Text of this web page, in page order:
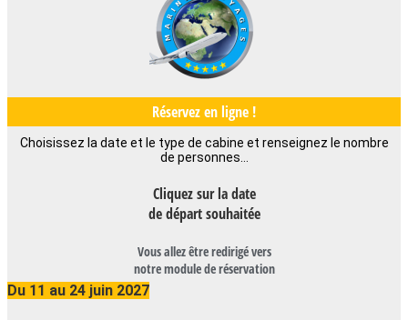
Réservez en ligne !
Choisissez la date et le type de cabine et renseignez le nombre
de personnes…
Cliquez sur la date
de départ souhaitée
Vous allez être redirigé vers
notre module de réservation
Du 11 au 24 juin 2027